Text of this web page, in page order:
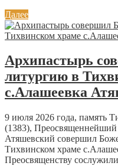
Далее
Архипастырь
литургию в
с.Алашеевка
9 июля 2026 года, память
(1383),
Атяшевский совершил
Тихвинском храме
Преосвященству